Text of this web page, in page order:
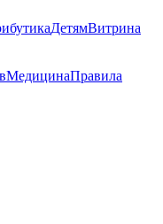
ДетямВитрина
МедицинаПравила